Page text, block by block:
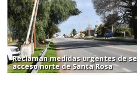
Reclaman medidas urgentes de
acceso norte de Santa Rosa